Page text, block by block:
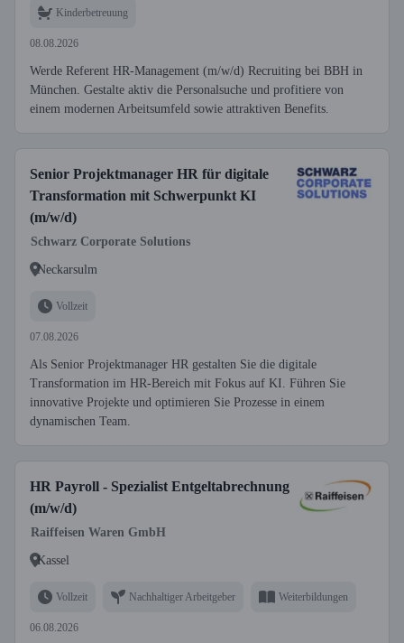
Kinderbetreuung
08.08.2026
Werde Referent HR-Management (m/w/d) Recruiting bei BBH in
München. Gestalte aktiv die Personalsuche und profitiere von
einem modernen Arbeitsumfeld sowie attraktiven Benefits.
Senior Projektmanager HR für digitale
Transformation mit Schwerpunkt KI
(m/w/d)
Schwarz Corporate Solutions
Neckarsulm
Vollzeit
07.08.2026
Als Senior Projektmanager HR gestalten Sie die digitale
Transformation im HR-Bereich mit Fokus auf KI. Führen Sie
innovative Projekte und optimieren Sie Prozesse in einem
dynamischen Team.
HR Payroll - Spezialist Entgeltabrechnung
(m/w/d)
Raiffeisen Waren GmbH
Kassel
Vollzeit Nachhaltiger Arbeitgeber Weiterbildungen
06.08.2026